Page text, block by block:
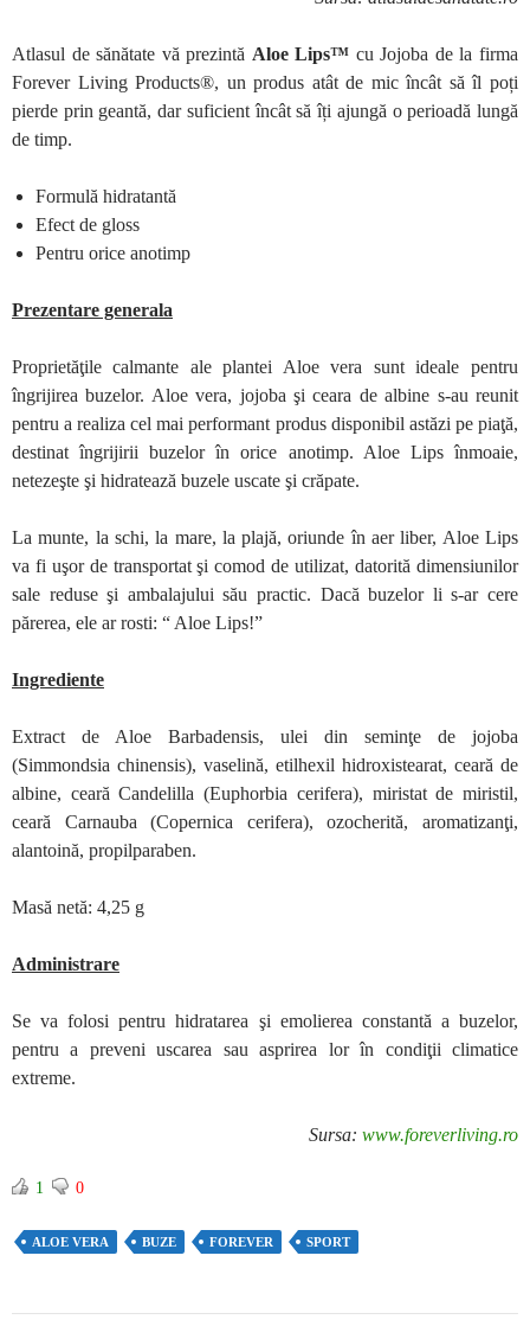
Atlasul de sănătate vă prezintă Aloe Lips™ cu Jojoba de la firma
Forever Living Products®, un produs atât de mic încât să îl poți
pierde prin geantă, dar suficient încât să îți ajungă o perioadă lungă
de timp.
Formulă hidratantă
Efect de gloss
Pentru orice anotimp
Prezentare generala
Proprietăţile calmante ale plantei Aloe vera sunt ideale pentru
îngrijirea buzelor. Aloe vera, jojoba şi ceara de albine s-au reunit
pentru a realiza cel mai performant produs disponibil astăzi pe piaţă,
destinat îngrijirii buzelor în orice anotimp. Aloe Lips înmoaie,
netezeşte şi hidratează buzele uscate şi crăpate.
La munte, la schi, la mare, la plajă, oriunde în aer liber, Aloe Lips
va fi uşor de transportat şi comod de utilizat, datorită dimensiunilor
sale reduse şi ambalajului său practic. Dacă buzelor li s-ar cere
părerea, ele ar rosti: “ Aloe Lips!”
Ingrediente
Extract de Aloe Barbadensis, ulei din seminţe de jojoba
(Simmondsia chinensis), vaselină, etilhexil hidroxistearat, ceară de
albine, ceară Candelilla (Euphorbia cerifera), miristat de miristil,
ceară Carnauba (Copernica cerifera), ozocherită, aromatizanţi,
alantoină, propilparaben.
Masă netă: 4,25 g
Administrare
Se va folosi pentru hidratarea şi emolierea constantă a buzelor,
pentru a preveni uscarea sau asprirea lor în condiţii climatice
extreme.
Sursa: www.foreverliving.ro
1 0
ALOE VERA BUZE FOREVER SPORT